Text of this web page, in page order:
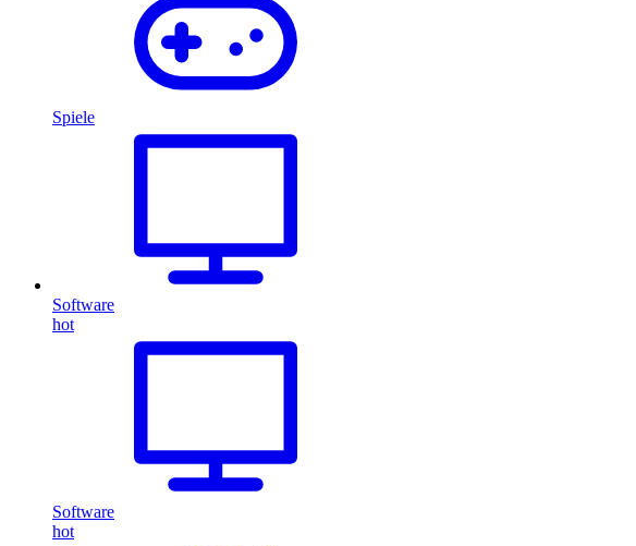
Spiele
Software
hot
Software
hot